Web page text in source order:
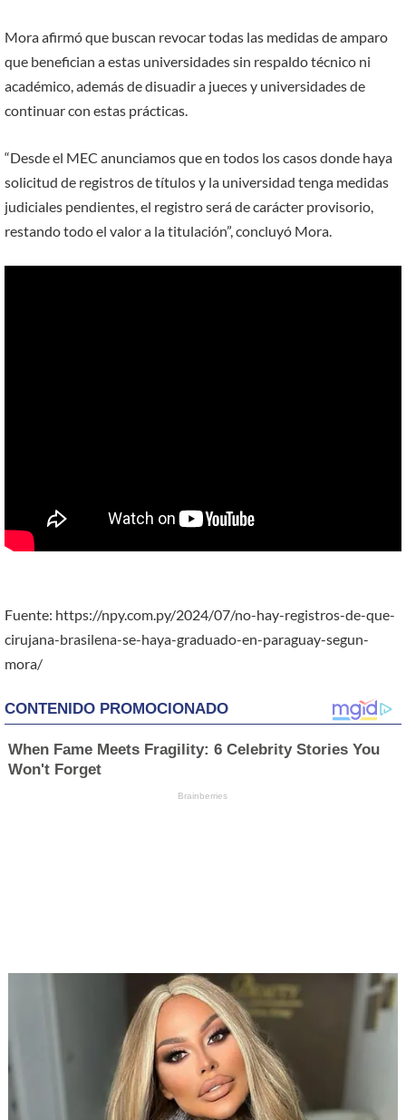
Mora afirmó que buscan revocar todas las medidas de amparo
que benefician a estas universidades sin respaldo técnico ni
académico, además de disuadir a jueces y universidades de
continuar con estas prácticas.
“Desde el MEC anunciamos que en todos los casos donde haya
solicitud de registros de títulos y la universidad tenga medidas
judiciales pendientes, el registro será de carácter provisorio,
restando todo el valor a la titulación”, concluyó Mora.
Fuente: https://npy.com.py/2024/07/no-hay-registros-de-que-
cirujana-brasilena-se-haya-graduado-en-paraguay-segun-
mora/